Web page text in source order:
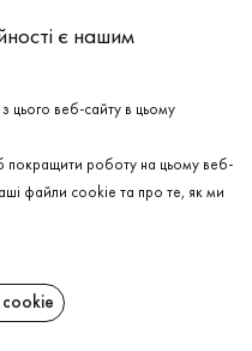
бавовняний склад,
комфортна для тіла.
можливо комбінувати
30 ° C)
є нашим
цього веб-сайту в цьому
роботу на цьому веб-
файли cookie та про те, як ми